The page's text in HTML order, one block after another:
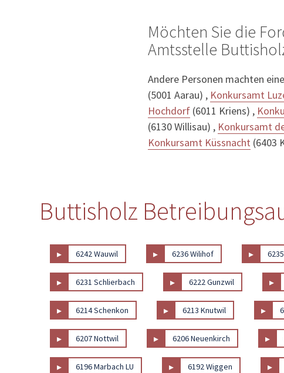
Möchten Sie die
Amtsstelle
Andere Personen machten
(5001 Aarau) , Konkursamt
Hochdorf (6011 Kriens) ,
(6130 Willisau) , Konkursamt
Konkursamt Küssnacht (6403
Buttisholz
▸ 6242 Wauwil ▸ 6236 Wilihof ▸
▸ 6231 Schlierbach ▸ 6222 Gunzwil ▸
▸ 6214 Schenkon ▸ 6213 Knutwil ▸
▸ 6207 Nottwil ▸ 6206 Neuenkirch ▸
▸ 6196 Marbach LU ▸ 6192 Wiggen ▸